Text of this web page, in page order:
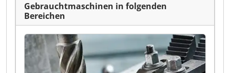
Gebrauchtmaschinen in folgenden
Bereichen